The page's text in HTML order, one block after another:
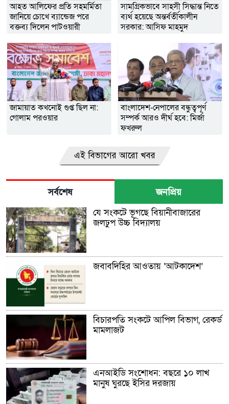
আহত আলিফের প্রতি সহমর্মিতা
জানিয়ে চোখে ব্যান্ডেজ পরে
বক্তব্য দিলেন পাটওয়ারী
সামগ্রিকভাবে সাহসী সিদ্ধান্ত নিতে
ব্যর্থ হয়েছে অন্তর্বর্তীকালীন
সরকার: আসিফ মাহমুদ
জামায়াত কখনোই গুপ্ত ছিল না:
গোলাম পরওয়ার
বাংলাদেশ-নেপালের বন্ধুত্বপূর্ণ
সম্পর্ক আরও দীর্ঘ হবে: মির্জা
ফখরুল
এই বিভাগের আরো খবর
সর্বশেষ জনপ্রিয়
যে সংকটে ভূগছে বিয়ানীবাজারের
জলঢুপ উচ্চ বিদ্যালয়
জবাবদিহির আওতায় ‘আটকাদেশ’
বিচারপতি সংকটে আপিল বিভাগ, রেকর্ড
মামলাজট
এনআইডি সংশোধন: বছরে ১০ লাখ
মানুষ ঘুরছে ইসির দরজায়